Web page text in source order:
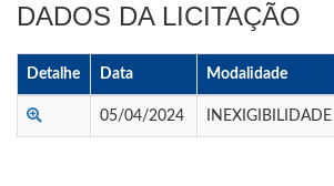
DADOS DA LICITAÇÃO
Detalhe Data Modalidade
05/04/2024 INEXIGIBILIDADE